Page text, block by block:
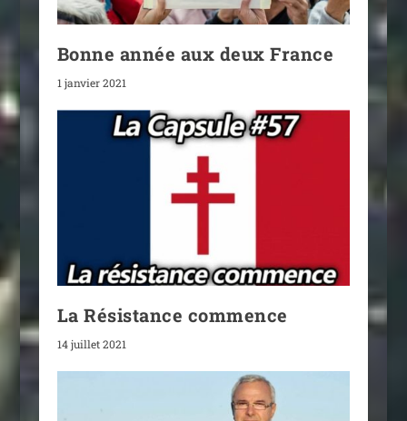
Bonne année aux deux France
1 janvier 2021
La Résistance commence
14 juillet 2021